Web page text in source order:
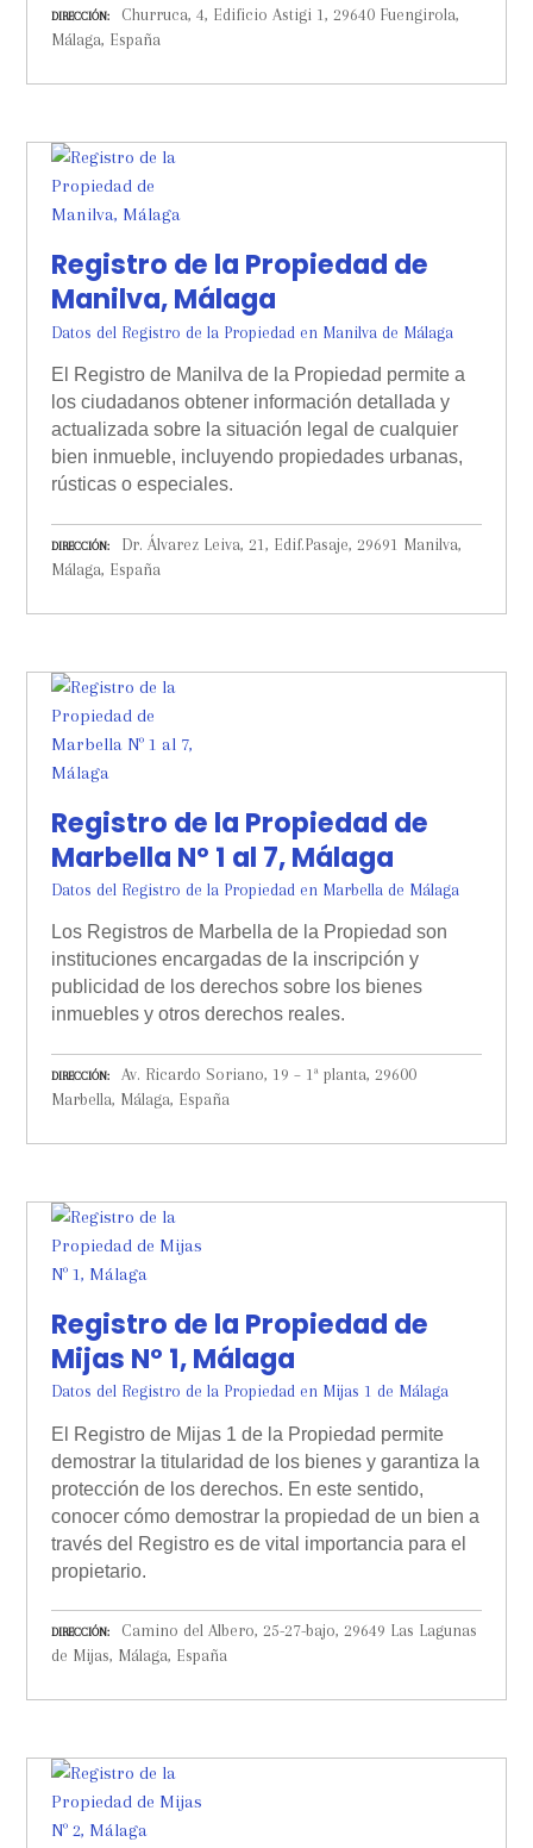
DIRECCIÓN
Churruca, 4, Edificio Astigi 1, 29640 Fuengirola,
Málaga, España
Registro de la Propiedad de
Manilva, Málaga
Datos del Registro de la Propiedad en Manilva de Málaga
El Registro de Manilva de la Propiedad permite a
los ciudadanos obtener información detallada y
actualizada sobre la situación legal de cualquier
bien inmueble, incluyendo propiedades urbanas,
rústicas o especiales.
DIRECCIÓN
Dr. Álvarez Leiva, 21, Edif.Pasaje, 29691 Manilva,
Málaga, España
Registro de la Propiedad de
Marbella Nº 1 al 7, Málaga
Datos del Registro de la Propiedad en Marbella de Málaga
Los Registros de Marbella de la Propiedad son
instituciones encargadas de la inscripción y
publicidad de los derechos sobre los bienes
inmuebles y otros derechos reales.
DIRECCIÓN
Av. Ricardo Soriano, 19 – 1ª planta, 29600
Marbella, Málaga, España
Registro de la Propiedad de
Mijas Nº 1, Málaga
Datos del Registro de la Propiedad en Mijas 1 de Málaga
El Registro de Mijas 1 de la Propiedad permite
demostrar la titularidad de los bienes y garantiza la
protección de los derechos. En este sentido,
conocer cómo demostrar la propiedad de un bien a
través del Registro es de vital importancia para el
propietario.
DIRECCIÓN
Camino del Albero, 25-27-bajo, 29649 Las Lagunas
de Mijas, Málaga, España